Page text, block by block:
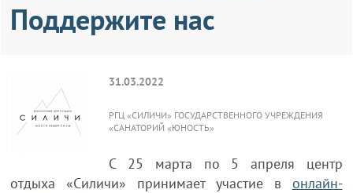
Поддержите нас
31.03.2022
РГЦ «СИЛИЧИ» ГОСУДАРСТВЕННОГО УЧРЕЖДЕНИЯ
«САНАТОРИЙ «ЮНОСТЬ»
С 25 марта по 5 апреля центр
отдыха «Силичи» принимает участие в онлайн-